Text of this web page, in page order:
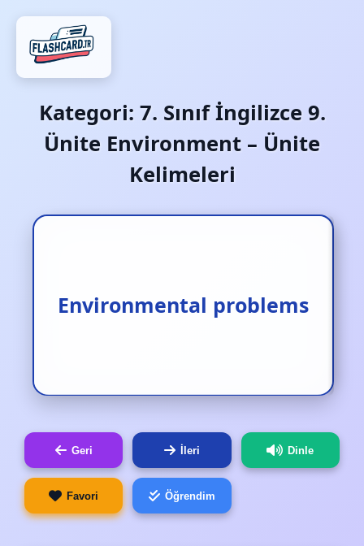
Kategori: 7. Sınıf İngilizce 9.
Ünite Environment – Ünite
Kelimeleri
Environmental problems
Çevre problemleri
Geri İleri Dinle
Favori Öğrendim